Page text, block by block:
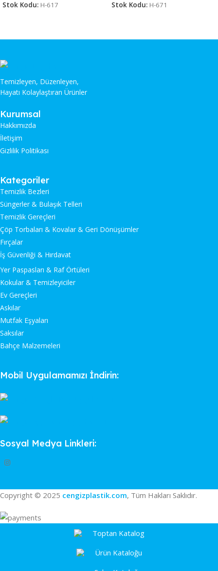
Stok Kodu: H-617 Stok Kodu: H-671
Temizleyen, Düzenleyen,
Hayatı Kolaylaştıran Ürünler
Kurumsal
Hakkımızda
İletişim
Gizlilik Politikası
Kategoriler
Temizlik Bezleri
Süngerler & Bulaşık Telleri
Temizlik Gereçleri
Çöp Torbaları & Kovalar & Geri Dönüşümler
Fırçalar
İş Güvenliği & Hırdavat
Yer Paspasları & Raf Örtüleri
Kokular & Temizleyiciler
Ev Gereçleri
Askılar
Mutfak Eşyaları
Saksılar
Bahçe Malzemeleri
Mobil Uygulamamızı İndirin:
Sosyal Medya Linkleri:
Copyright © 2025 cengizplastik.com, Tüm Hakları Saklıdır.
Toptan Katalog
Ürün Kataloğu